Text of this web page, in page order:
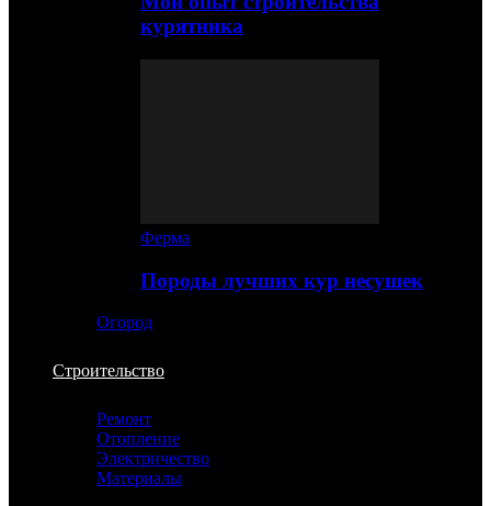
курятника
Ферма
Породы лучших кур несушек
Огород
Строительство
Ремонт
Отопление
Электричество
Материалы